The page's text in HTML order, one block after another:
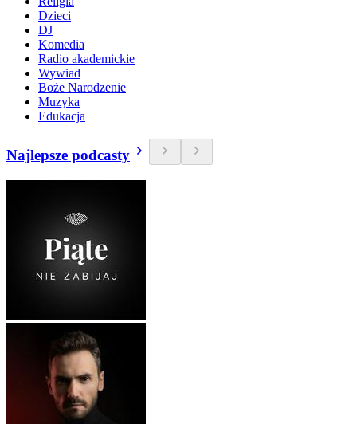
Dzieci
DJ
Komedia
Radio akademickie
Wywiad
Boże Narodzenie
Muzyka
Edukacja
Najlepsze podcasty